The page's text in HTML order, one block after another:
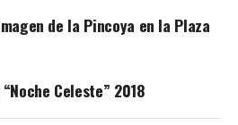
de la Pincoya en la Plaza
Celeste” 2018